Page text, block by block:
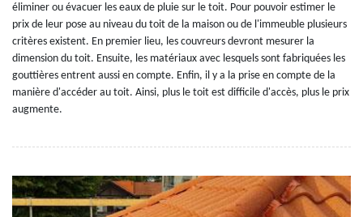
éliminer ou évacuer les eaux de pluie sur le toit. Pour pouvoir estimer le
prix de leur pose au niveau du toit de la maison ou de l'immeuble plusieurs
critères existent. En premier lieu, les couvreurs devront mesurer la
dimension du toit. Ensuite, les matériaux avec lesquels sont fabriquées les
gouttières entrent aussi en compte. Enfin, il y a la prise en compte de la
manière d'accéder au toit. Ainsi, plus le toit est difficile d'accès, plus le prix
augmente.